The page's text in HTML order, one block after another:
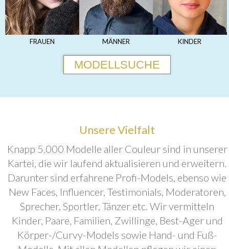
FRAUEN MÄNNER KINDER
MODELLSUCHE
Unsere Vielfalt
Knapp 5.000 Modelle aller Couleur sind in unserer
Kartei, die wir laufend aktualisieren und erweitern.
Darunter sind erfahrene Profi-Models, ebenso wie
New Faces, Influencer, Testimonials, Moderatoren,
Sprecher, Sportler, Tänzer etc. Wir vermitteln
Kinder, Paare, Familien, Zwillinge, Best-Ager und
Körper-/Curvy-Models sowie Hand- und Fuß-